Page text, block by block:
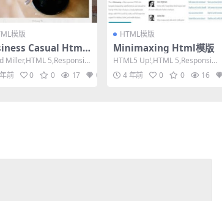
模版
Casual Html
Miller,HTML 5,Responsiv
Co...
前 0 0 17 0
HTML模版
Minimaxing Html模版
HTML5 Up!,HTML 5,Responsiv
e, Mixed Colum...
4 年前 0 0 16